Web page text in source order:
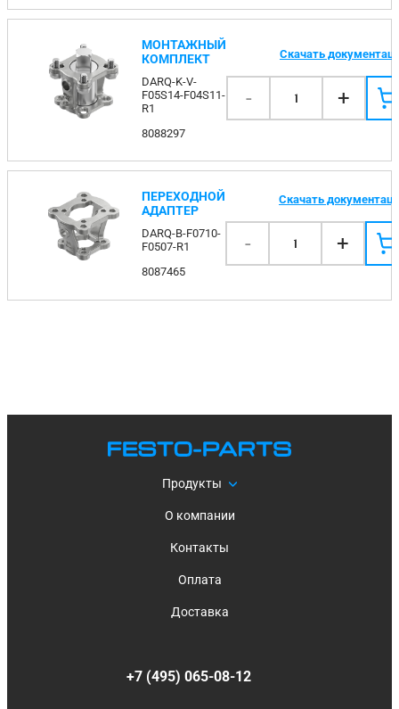
МОНТАЖНЫЙ
КОМПЛЕКТ
DARQ-K-V-
F05S14-F04S11-
R1
8088297
Скачать
- 1 +
ПЕРЕХОДНОЙ
АДАПТЕР
DARQ-B-F0710-
F0507-R1
8087465
Скачать
- 1 +
Продукты
О компании
Контакты
Оплата
Доставка
+7 (495) 065-08-12